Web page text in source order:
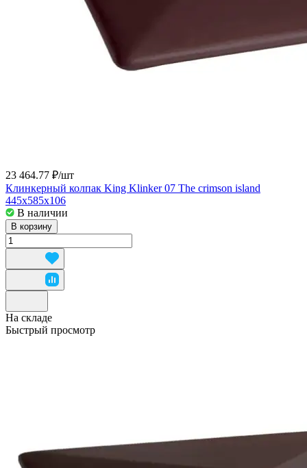
23 464.77 ₽/шт
Клинкерный колпак King Klinker 07 The crimson island
445x585x106
В наличии
В корзину
На складе
Быстрый просмотр